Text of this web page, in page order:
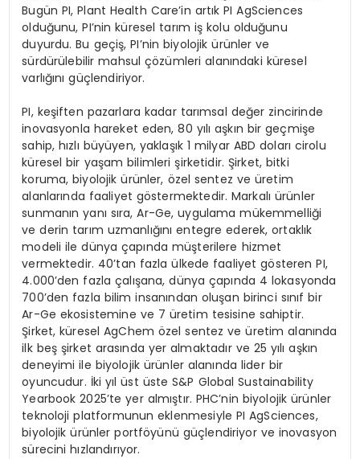
Bugün PI, Plant Health Care’in artık PI AgSciences
olduğunu, PI’nin küresel tarım iş kolu olduğunu
duyurdu. Bu geçiş, PI’nin biyolojik ürünler ve
sürdürülebilir mahsul çözümleri alanındaki küresel
varlığını güçlendiriyor.
PI, keşiften pazarlara kadar tarımsal değer zincirinde
inovasyonla hareket eden, 80 yılı aşkın bir geçmişe
sahip, hızlı büyüyen, yaklaşık 1 milyar ABD doları cirolu
küresel bir yaşam bilimleri şirketidir. Şirket, bitki
koruma, biyolojik ürünler, özel sentez ve üretim
alanlarında faaliyet göstermektedir. Markalı ürünler
sunmanın yanı sıra, Ar-Ge, uygulama mükemmelliği
ve derin tarım uzmanlığını entegre ederek, ortaklık
modeli ile dünya çapında müşterilere hizmet
vermektedir. 40’tan fazla ülkede faaliyet gösteren PI,
4.000’den fazla çalışana, dünya çapında 4 lokasyonda
700’den fazla bilim insanından oluşan birinci sınıf bir
Ar-Ge ekosistemine ve 7 üretim tesisine sahiptir.
Şirket, küresel AgChem özel sentez ve üretim alanında
ilk beş şirket arasında yer almaktadır ve 25 yılı aşkın
deneyimi ile biyolojik ürünler alanında lider bir
oyuncudur. İki yıl üst üste S&P Global Sustainability
Yearbook 2025’te yer almıştır. PHC’nin biyolojik ürünler
teknoloji platformunun eklenmesiyle PI AgSciences,
biyolojik ürünler portföyünü güçlendiriyor ve inovasyon
sürecini hızlandırıyor.